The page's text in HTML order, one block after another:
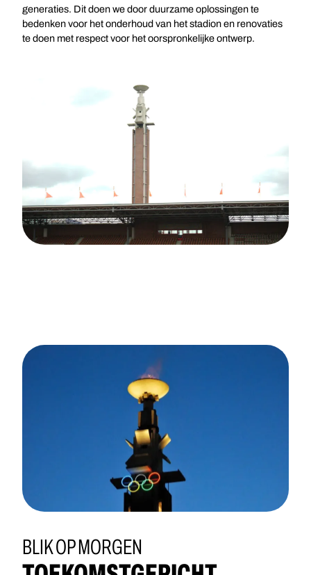
generaties. Dit doen we door duurzame oplossingen te
bedenken voor het onderhoud van het stadion en renovaties
te doen met respect voor het oorspronkelijke ontwerp.
BLIK OP MORGEN